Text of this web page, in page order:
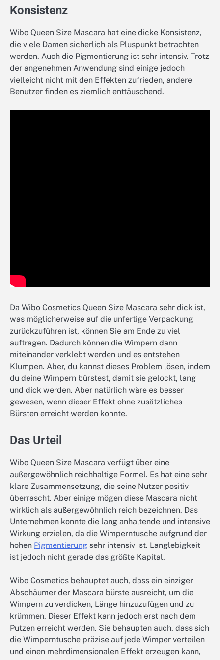
Konsistenz
Wibo Queen Size Mascara hat eine dicke Konsistenz,
die viele Damen sicherlich als Pluspunkt betrachten
werden. Auch die Pigmentierung ist sehr intensiv. Trotz
der angenehmen Anwendung sind einige jedoch
vielleicht nicht mit den Effekten zufrieden, andere
Benutzer finden es ziemlich enttäuschend.
Da Wibo Cosmetics Queen Size Mascara sehr dick ist,
was möglicherweise auf die unfertige Verpackung
zurückzuführen ist, können Sie am Ende zu viel
auftragen. Dadurch können die Wimpern dann
miteinander verklebt werden und es entstehen
Klumpen. Aber, du kannst dieses Problem lösen, indem
du deine Wimpern bürstest, damit sie gelockt, lang
und dick werden. Aber natürlich wäre es besser
gewesen, wenn dieser Effekt ohne zusätzliches
Bürsten erreicht werden konnte.
Das Urteil
Wibo Queen Size Mascara verfügt über eine
außergewöhnlich reichhaltige Formel. Es hat eine sehr
klare Zusammensetzung, die seine Nutzer positiv
überrascht. Aber einige mögen diese Mascara nicht
wirklich als außergewöhnlich reich bezeichnen. Das
Unternehmen konnte die lang anhaltende und intensive
Wirkung erzielen, da die Wimperntusche aufgrund der
hohen Pigmentierung sehr intensiv ist. Langlebigkeit
ist jedoch nicht gerade das größte Kapital.
Wibo Cosmetics behauptet auch, dass ein einziger
Abschäumer der Mascara bürste ausreicht, um die
Wimpern zu verdicken, Länge hinzuzufügen und zu
krümmen. Dieser Effekt kann jedoch erst nach dem
Putzen erreicht werden. Sie behaupten auch, dass sich
die Wimperntusche präzise auf jede Wimper verteilen
und einen mehrdimensionalen Effekt erzeugen kann,